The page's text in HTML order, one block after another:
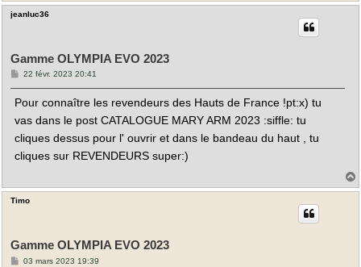
jeanluc36
Gamme OLYMPIA EVO 2023
M
s
g
22 févr. 2023 20:41
Pour connaître les revendeurs des Hauts de France !pt:x) tu
vas dans le post CATALOGUE MARY ARM 2023 :siffle: tu
cliques dessus pour l' ouvrir et dans le bandeau du haut , tu
cliques sur REVENDEURS super:)
Timo
Gamme OLYMPIA EVO 2023
M03 mars 2023 19:39